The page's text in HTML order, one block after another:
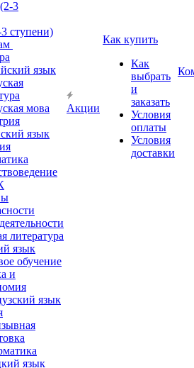
ступени)
язык
мова
язык
литература
язык
обучение
и
язык
язык
Акции
Как купить
Как
выбрать
и
заказать
Условия
оплаты
Условия
доставки